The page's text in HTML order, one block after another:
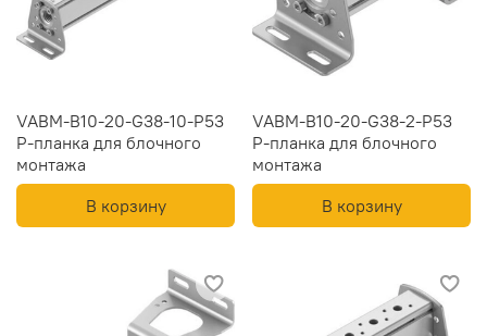
VABM-B10-20-G38-10-P53
Р-планка для блочного
монтажа
В корзину
VABM-B10-20-G38-2-P53
Р-планка для блочного
монтажа
В корзину